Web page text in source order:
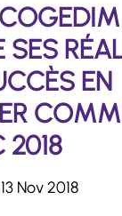
SES
EN
2018
13 Nov 2018